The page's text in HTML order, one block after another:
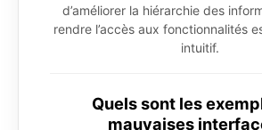
d’améliorer la hiérarchie des
rendre l’accès aux fonctionnalités
intuitif.
Quels sont les
mauvaises